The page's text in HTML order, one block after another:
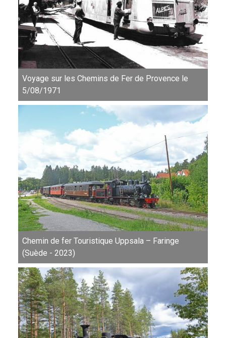
Voyage sur les Chemins de Fer de Provence le
5/08/1971
Chemin de fer Touristique Uppsala – Faringe
(Suède - 2023)